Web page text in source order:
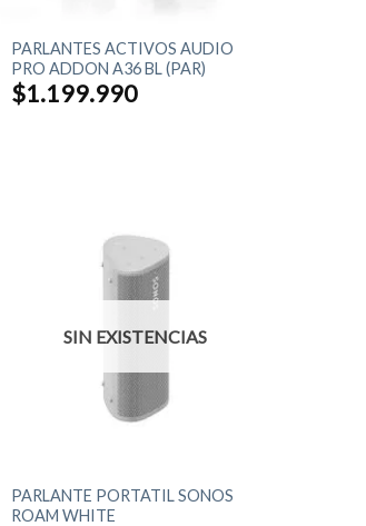
PARLANTES ACTIVOS AUDIO
PRO ADDON A36 BL (PAR)
$1.199.990
SIN EXISTENCIAS
PARLANTE PORTATIL SONOS
ROAM WHITE